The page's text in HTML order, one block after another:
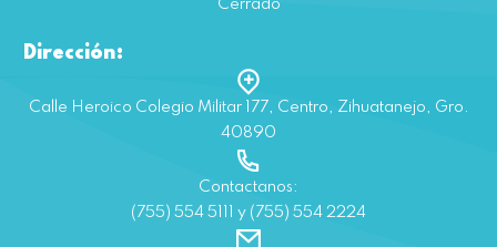
Cerrado
Dirección:
Calle Heroico Colegio Militar 177, Centro, Zihuatanejo, Gro.
40890
Contactanos:
(755) 554 5111 y (755) 554 2224